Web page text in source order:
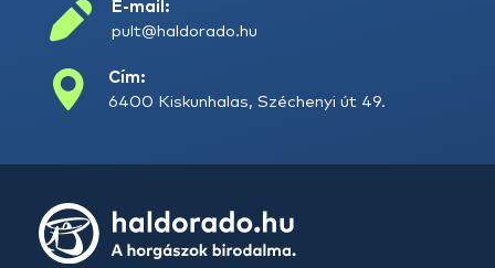
E-mail:
pult@haldorado.hu
Cím:
6400 Kiskunhalas, Széchenyi út 49.